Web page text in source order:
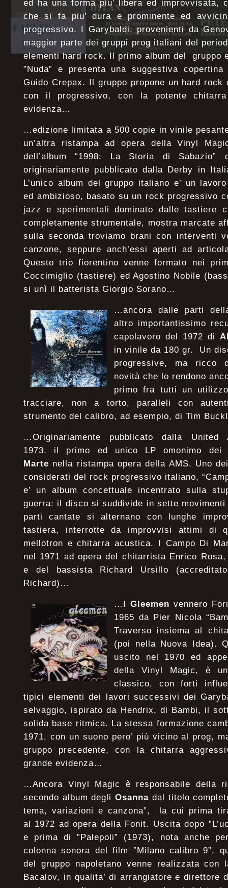
ed ha una forma piu’ libera ed improvvisata,
che si fa piu’ dura e prominente ed
progressivo. I Garybaldi, provenienti da
maggior parte dei gruppi prog italiani del
elementi hard rock. Il primo album del gruppo
”Nuda” e presenta una suggestiva
Guido Crepax. Il gruppo propone un hard
con il progressivo, con la potente
evidenza…
…edizione limitata a 500 copie in vinile
un’altra ristampa ad opera della Vinyl
dell’album “1998: La Storia di
originariamente pubblicato dalla Derby in
L’unico album del gruppo italiano e’ un
ed ambizioso, basato su un rock progressivo
jazz e sperimentali dominato dalle tastiere
completamente strumentale, mostra marcate
sulla seconda troviamo brani con interventi
canzone, seppure anch’essi aperti ad
Questo trio fiorentino venne formato nei
Coccimiglio (tastiere) ed Agostino Nobile
si unì il batterista Giorgio Sorano…
…ancora dalle parti
altro importantissimo
capolavoro del 1972 di
in vinile da 180 gr. Un
progressive, ma ricco
novità che lo rendono
primo fra tutti un
tracciare, non a torto, paralleli con
strumento del calibro, ad esempio, di Tim
…Originariamente pubblicato dalla United
1973, il primo ed unico LP omonimo
Marte nella ristampa opera della AMS. Uno
considerati del rock progressivo italiano,
e’ un album concettuale incentrato sulla
guerra: il disco si suddivide in sette
parti cantate si alternano con lunghe
tastiera, interrotte da improvvisi attimi di
mellotron e chitarra acustica. I Campo Di
nel 1971 ad opera del chitarrista Enrico
e del bassista Richard Ursillo
Richard)…
…I Gleemen vennero
1965 da Pier Nicola
Traverso insiema al
(poi nella Nuova Idea).
uscito nel 1970 ed
della Vinyl Magic, è
classico, con forti
tipici elementi dei lavori successivi dei
selvaggio, ispirato da Hendrix, di Bambi, il
solida base ritmica. La stessa formazione
1971, con un suono pero’ più vicino al prog,
gruppo precedente, con la chitarra
grande evidenza…
…Ancora Vinyl Magic è responsabile della
secondo album degli Osanna dal titolo
tema, variazioni e canzona”, la cui prima
al 1972 ad opera della Fonit. Uscita dopo
e prima di ”Palepoli” (1973), nota anche
colonna sonora del film ”Milano calibro 9”,
del gruppo napoletano venne realizzata con
Bacalov, in qualita’ di arrangiatore e direttore